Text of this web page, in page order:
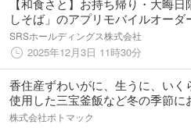
【和食さと】お持ち帰り・大晦日
しそば」のアプリモバイルオーダ
開始!!
SRSホールディングス株式会社
2025年12月3日 11時30分
香住産ずわいがに、生うに、いく
使用した三宝釜飯など冬の季節に
定の逸品をご用意。「黒十（コク
株式会社ポトマック